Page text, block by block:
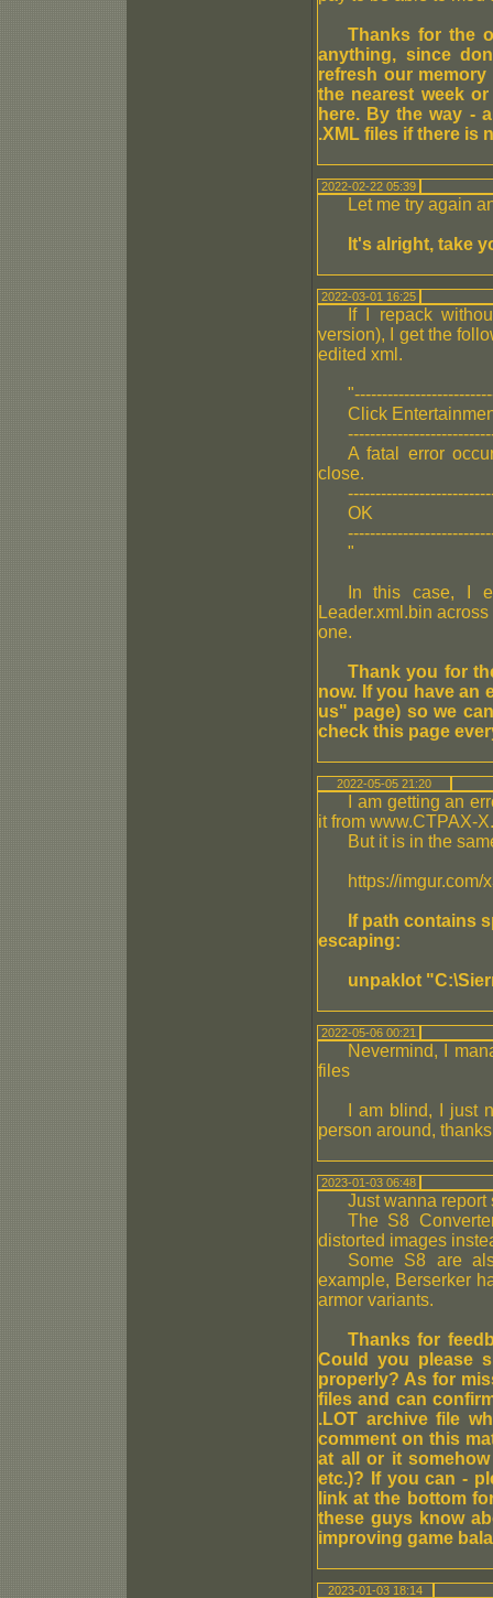
Thanks for the
anything, since
refresh our
the nearest week
here. By the way -
.XML files if there is
2022-02-22 05:39
Let me try again
It's alright, take
2022-03-01 16:25
If I repack
version), I get the
edited xml.
Click
A fatal error
close.
OK
"
In this case, I
Leader.xml.bin
one.
Thank you for
now. If you have an
us" page) so we
check this page
2022-05-05 21:20
I am getting an
it from www.CTPAX-
But it is in the
https://imgur.com/
If path contains
escaping:
unpaklot
2022-05-06 00:21
Nevermind, I
files
I am blind, I just
person around,
2023-01-03 06:48
Just wanna report
The S8
distorted images
Some S8 are
example, Berserker
armor variants.
Thanks for
Could you please
properly? As for
files and can
.LOT archive file
comment on this
at all or it
etc.)? If you can -
link at the bottom
these guys know
improving game
2023-01-03 18:14